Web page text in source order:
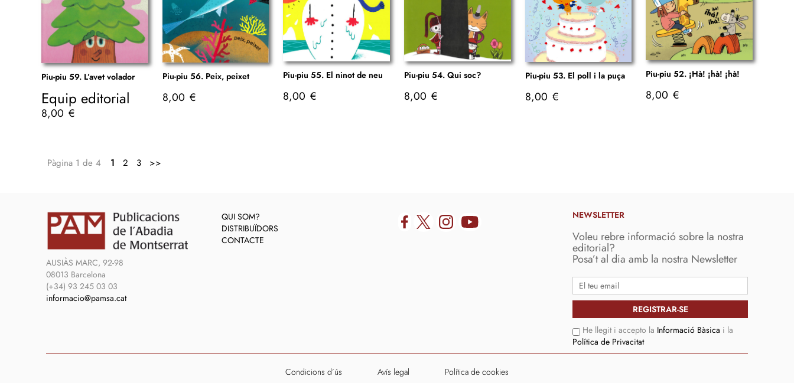
Piu-piu 59. L’avet volador
Equip editorial
8,00 €
Piu-piu 56. Peix, peixet
8,00 €
Piu-piu 55. El ninot de neu
8,00 €
Piu-piu 54. Qui soc?
8,00 €
Piu-piu 53. El poll i la puça
8,00 €
Piu-piu 52. ¡Hà! ¡hà! ¡hà!
8,00 €
Pàgina 1 de 4 1 2 3 >>
AUSIÀS MARC, 92-98
08013 Barcelona
(+34) 93 245 03 03
informacio@pamsa.cat
QUI SOM?
DISTRIBUÏDORS
CONTACTE
NEWSLETTER
Voleu rebre informació sobre la nostra
editorial?
Posa’t al dia amb la nostra Newsletter
He llegit i accepto la Informació Bàsica i la
Política de Privacitat
Condicions d’ús Avís legal Política de cookies